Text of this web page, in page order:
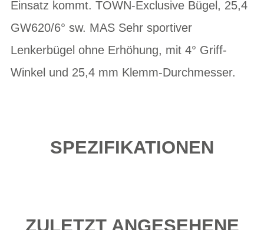
Einsatz kommt. TOWN-Exclusive Bügel, 25,4
GW620/6° sw. MAS Sehr sportiver
Lenkerbügel ohne Erhöhung, mit 4° Griff-
Winkel und 25,4 mm Klemm-Durchmesser.
SPEZIFIKATIONEN
ZULETZT ANGESEHENE